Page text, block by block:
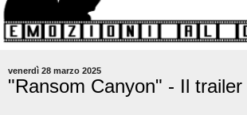
venerdì 28 marzo 2025
"Ransom Canyon" - Il